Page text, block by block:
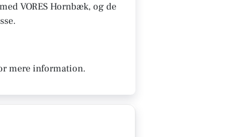
VORES Hornbæk, og de
mere information.